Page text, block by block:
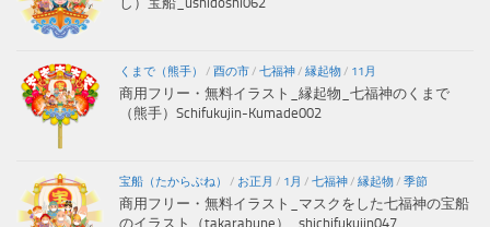
くまで（熊手） / 酉の市/ 七福神/ 縁起物/ 11月
商用フリー・無料イラスト_縁起物_七福神のくまで
（熊手）Schifukujin-Kumade002
宝船（たからぶね） / お正月 / 1月 / 七福神/ 縁起物/ 季節
商用フリー・無料イラスト_マスクをした七福神の宝船
のイラスト（takarabune）_shichifukujin047